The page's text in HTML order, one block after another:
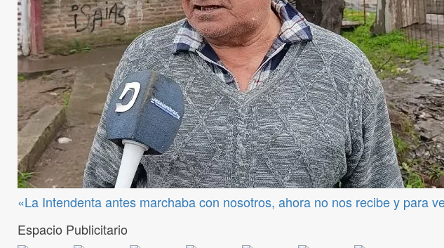
«La Intendenta antes marchaba con nosotros, ahora no nos recibe y para
Espacio Publicitario